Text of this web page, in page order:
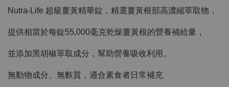
Nutra-Life 超級薑黃精華錠，精選薑黃根部高濃縮萃取物，
提供相當於每錠55,000毫克乾燥薑黃根的營養補給量，
並添加黑胡椒萃取成分，幫助營養吸收利用。
無動物成分、無麩質，適合素食者日常補充